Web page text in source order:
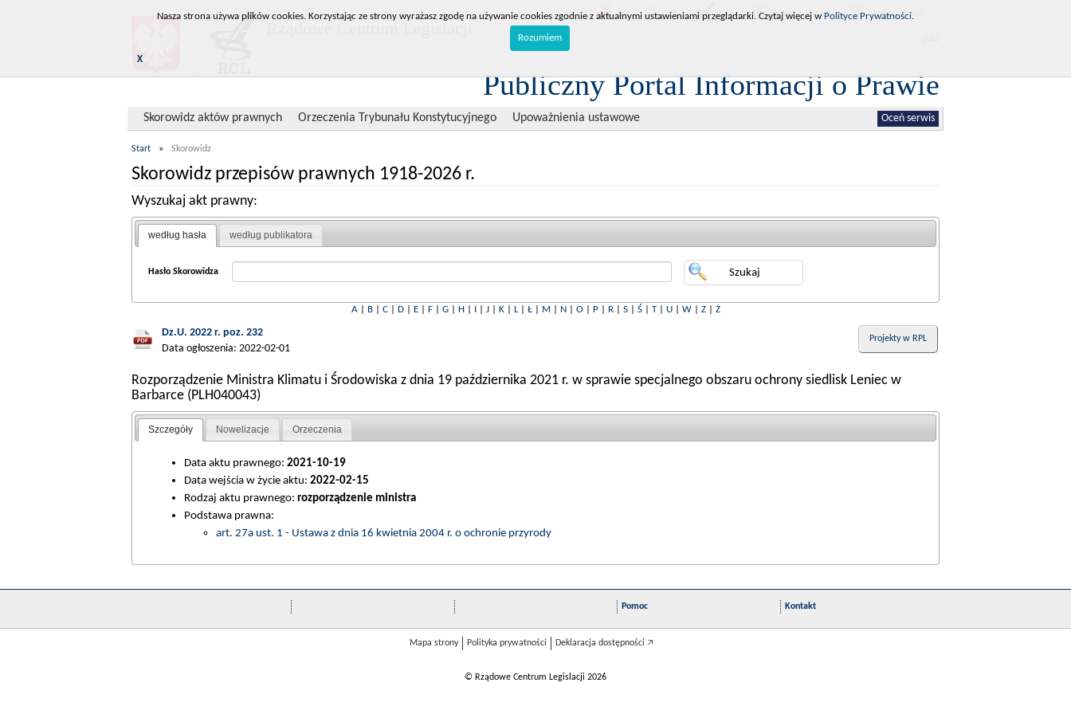
BIP RPL RCL Dziennik Ustaw Monitor Polski
Publiczny Portal Informacji o Prawie
Skorowidz aktów prawnych Orzeczenia Trybunału Konstytucyjnego Upoważnienia ustawowe Oceń serwis
Start » Skorowidz
Skorowidz przepisów prawnych 1918-2026 r.
Wyszukaj akt prawny:
według hasła według publikatora
Hasło Skorowidza
A| B| C| D| E| F| G| H| I| J| K| L| Ł| M N| O| P| R| S| Ś| T| U| W| Z| Ż
Dz.U. 2022 r. poz. 232
Data ogłoszenia: 2022-02-01
Projekty w RPL
Rozporządzenie Ministra Klimatu i Środowiska z dnia 19 października 2021 r. w sprawie specjalnego obszaru ochrony siedlisk Leniec w
Barbarce (PLH040043)
Szczegóły Nowelizacje Orzeczenia
Data aktu prawnego: 2021-10-19
Data wejścia w życie aktu: 2022-02-15
Rodzaj aktu prawnego: rozporządzenie ministra
Podstawa prawna:
art. 27a ust. 1 - Ustawa z dnia 16 kwietnia 2004 r. o ochronie przyrody
Pomoc Kontakt
Mapa strony Polityka prywatności Deklaracja dostępności 🡥
© Rządowe Centrum Legislacji 2026
Nasza strona używa plików cookies. Korzystając ze strony wyrażasz zgodę na używanie cookies zgodnie z aktualnymi ustawieniami przeglądarki. Czytaj więcej w Polityce Prywatności.
Rozumiem
X